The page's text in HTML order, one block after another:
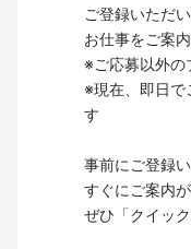
ご登録いただ
お仕事をご案
※ご応募以外の
※現在、即日で
す
事前にご登録
すぐにご案内
ぜひ「クイッ